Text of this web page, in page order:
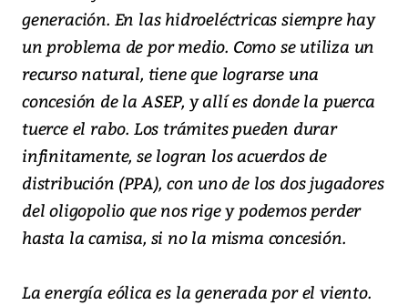
generación. En las hidroeléctricas siempre hay
un problema de por medio. Como se utiliza un
recurso natural, tiene que lograrse una
concesión de la ASEP, y allí es donde la puerca
tuerce el rabo. Los trámites pueden durar
infinitamente, se logran los acuerdos de
distribución (PPA), con uno de los dos jugadores
del oligopolio que nos rige y podemos perder
hasta la camisa, si no la misma concesión.
La energía eólica es la generada por el viento.